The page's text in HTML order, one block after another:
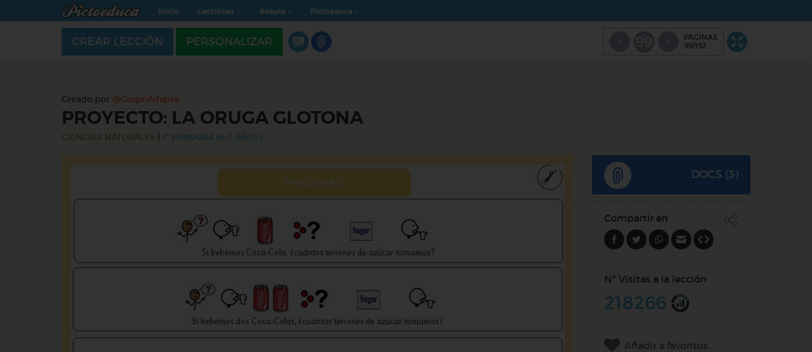
Inicio Lecciones Adapta Pictoeduca
CREAR LECCIÓN PERSONALIZAR
PÁGINAS
99/192
Creado por @GrupoAdapta
PROYECTO: LA ORUGA GLOTONA
CIENCIAS NATURALES 1º PRIMARIA (6-7 AÑOS)
DOCS (3)
Compartir en
Nº Visitas a la lección
218266
Añadir a favoritos